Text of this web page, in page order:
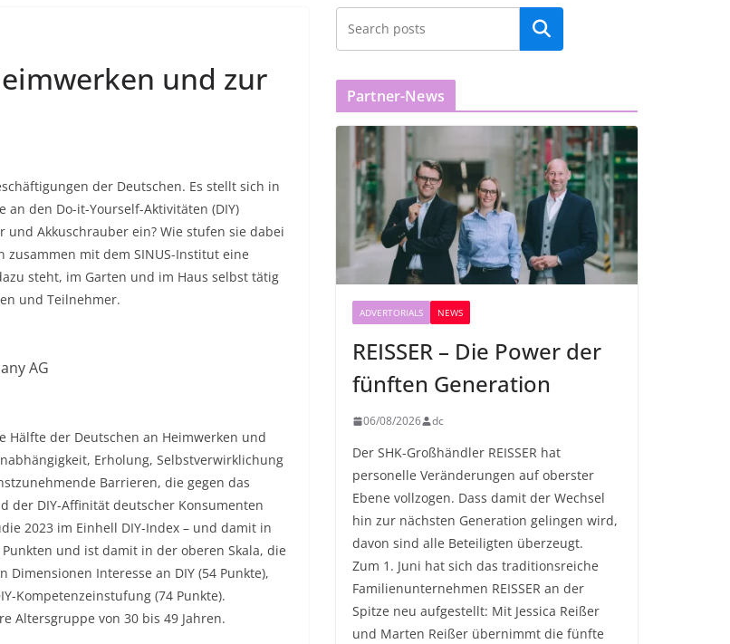
und zur
der Deutschen. Es stellt sich in
an den Do-it-Yourself-Aktivitäten (DIY)
Akkuschrauber ein? Wie stufen sie dabei
zusammen mit dem SINUS-Institut eine
steht, im Garten und im Haus selbst tätig
und Teilnehmer.
AG
Hälfte der Deutschen an Heimwerken und
Erholung, Selbstverwirklichung
Barrieren, die gegen das
der DIY-Affinität deutscher Konsumenten
2023 im Einhell DIY-Index – und damit in
und ist damit in der oberen Skala, die
Interesse an DIY (54 Punkte),
Kompetenzeinstufung (74 Punkte).
Altersgruppe von 30 bis 49 Jahren.
Partner-News
ADVERTORIALS NEWS
REISSER – Die Power der
fünften Generation
06/08/2026 dc
Der SHK-Großhändler REISSER hat
personelle Veränderungen auf oberster
Ebene vollzogen. Dass damit der Wechsel
hin zur nächsten Generation gelingen wird,
davon sind alle Beteiligten überzeugt.
Zum 1. Juni hat sich das traditionsreiche
Familienunternehmen REISSER an der
Spitze neu aufgestellt: Mit Jessica Reißer
und Marten Reißer übernimmt die fünfte